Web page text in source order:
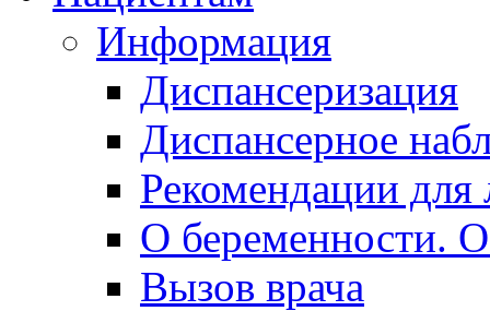
Информация
Диспансеризация
Диспансерное
Рекомендации для
О беременности.
Вызов врача